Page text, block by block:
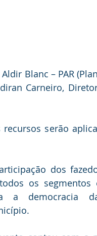
Blanc – PAR
Carneiro,
serão
dos
os segmentos
a democracia